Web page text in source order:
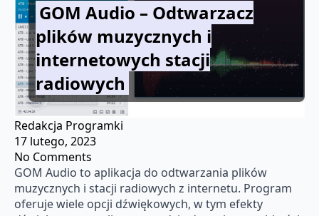
GOM Audio – Odtwarzacz
plików muzycznych i
internetowych stacji
radiowych
Redakcja Programki
17 lutego, 2023
No Comments
GOM Audio to aplikacja do odtwarzania plików
muzycznych i stacji radiowych z internetu. Program
oferuje wiele opcji dźwiękowych, w tym efekty